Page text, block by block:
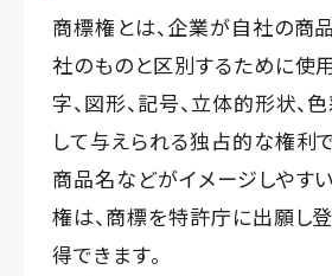
商標権とは、企業が自社の商
社のものと区別するために使
字、図形、記号、立体的形状、
して与えられる独占的な権利
商品名などがイメージしやすい
権は、商標を特許庁に出願し
得できます。